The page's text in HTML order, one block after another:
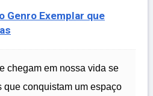
Genro Exemplar que
chegam em nossa vida se
que conquistam um espaço